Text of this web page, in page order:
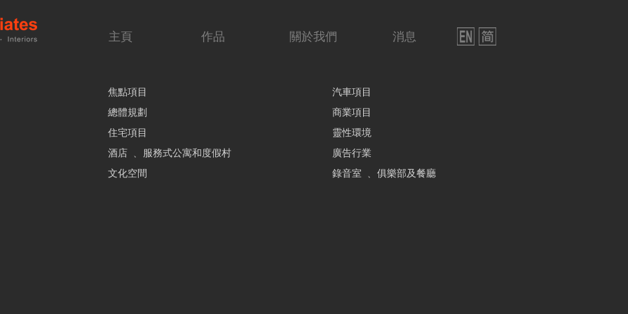
主頁 作品 關於我們 消息
焦點項目
總體規劃
住宅項目
酒店 ﹑ 服務式公寓和度假村
文化空間
汽車項目
商業項目
靈性環境
廣告行業
錄音室 ﹑ 俱樂部及餐廳